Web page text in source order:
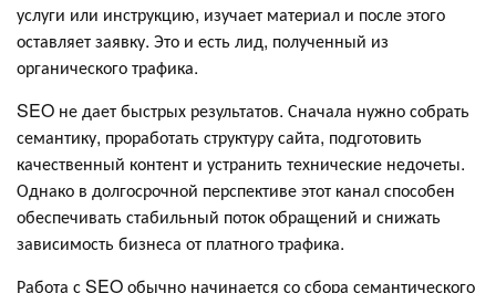
услуги или инструкцию, изучает материал и после этого
оставляет заявку. Это и есть лид, полученный из
органического трафика.
SEO не дает быстрых результатов. Сначала нужно собрать
семантику, проработать структуру сайта, подготовить
качественный контент и устранить технические недочеты.
Однако в долгосрочной перспективе этот канал способен
обеспечивать стабильный поток обращений и снижать
зависимость бизнеса от платного трафика.
Работа с SEO обычно начинается со сбора семантического